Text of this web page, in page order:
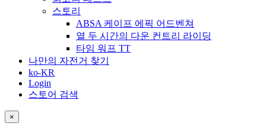
스토리
ABSA 케이프 에픽 어드벤쳐
열 두 시간의 다운 컨트리 라이딩
타임 워프 TT
나만의 자전거 찾기
ko-KR
Login
스토어 검색
×